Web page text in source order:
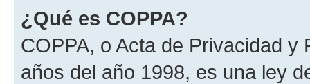
¿Qué es COPPA?
COPPA, o Acta de Privacidad
años del año 1998, es una ley